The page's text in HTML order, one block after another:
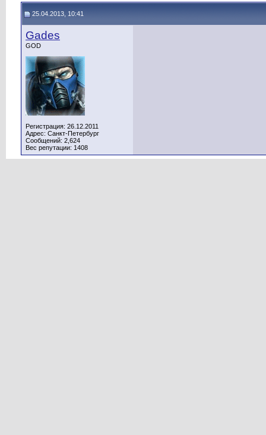
25.04.2013, 10:41
Gades
GOD
Регистрация: 26.12.2011
Адрес: Санкт-Петербург
Сообщений: 2,624
Вес репутации: 1408